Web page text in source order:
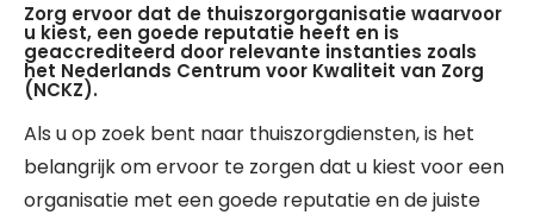
Zorg ervoor dat de thuiszorgorganisatie waarvoor
u kiest, een goede reputatie heeft en is
geaccrediteerd door relevante instanties zoals
het Nederlands Centrum voor Kwaliteit van Zorg
(NCKZ).
Als u op zoek bent naar thuiszorgdiensten, is het
belangrijk om ervoor te zorgen dat u kiest voor een
organisatie met een goede reputatie en de juiste